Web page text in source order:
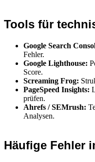
Tools für
Google Search
Fehler.
Google Lighthouse:
Score.
Screaming Frog:
PageSpeed Insights:
prüfen.
Ahrefs / SEMrush:
Analysen.
Häufige Fehler